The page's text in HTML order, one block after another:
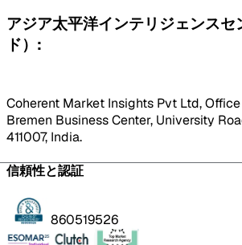
アジア太平洋インテリジェンスセ
ド）:
Coherent Market Insights Pvt Ltd,
Bremen Business Center, University
411007, India.
信頼性と認証
860519526